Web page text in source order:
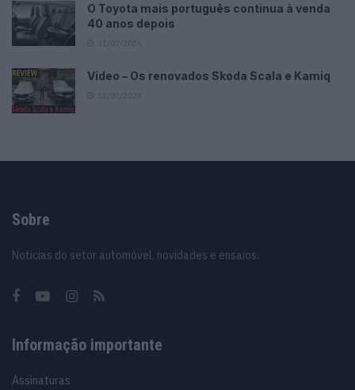
O Toyota mais português continua à venda
40 anos depois
Vídeo – Os renovados Skoda Scala e Kamiq
Sobre
Noticias do setor automóvel, novidades e ensaios.
Informação importante
Assinaturas